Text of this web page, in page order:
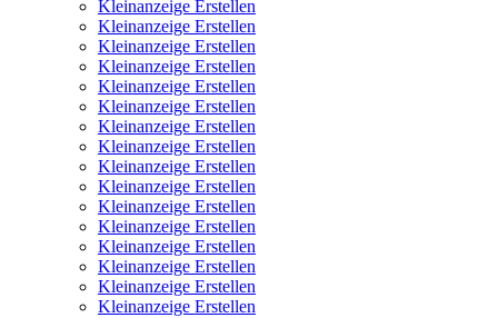
Kleinanzeige Erstellen
Kleinanzeige Erstellen
Kleinanzeige Erstellen
Kleinanzeige Erstellen
Kleinanzeige Erstellen
Kleinanzeige Erstellen
Kleinanzeige Erstellen
Kleinanzeige Erstellen
Kleinanzeige Erstellen
Kleinanzeige Erstellen
Kleinanzeige Erstellen
Kleinanzeige Erstellen
Kleinanzeige Erstellen
Kleinanzeige Erstellen
Kleinanzeige Erstellen
Kleinanzeige Erstellen